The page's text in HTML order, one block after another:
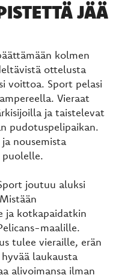
JÄÄ
kolmen
ottelusta
voittoa. Sport pelasi
Vieraat
ja taistelevat
pudotuspelipaikan.
nousemista
puolelle.
joutuu aluksi
ja kotkapaidatkin
maalille.
tulee vieraille, erän
laukausta
alivoimansa ilman